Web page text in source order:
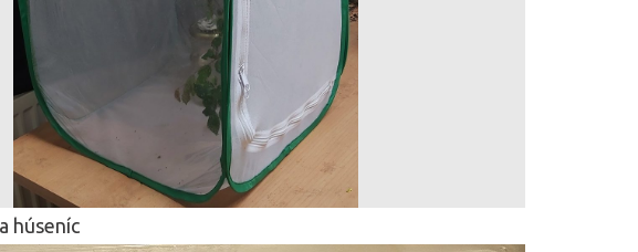
húseníc